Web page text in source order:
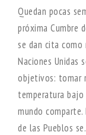
Quedan pocas
próxima Cumbre
se dan cita como
Naciones Unidas
objetivos: tomar
temperatura
mundo
de las Pueblos